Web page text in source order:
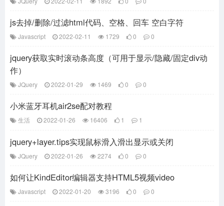
js去掉/删除/过滤html代码、空格、回车 空白字符
Javascript 2022-02-11 1729 0 0
jquery获取实时滚动条高度（可用于显示/隐藏/固定div动
作）
JQuery 2022-01-29 1469 0 0
小米蓝牙耳机air2se配对教程
生活 2022-01-26 16406 1 1
jquery+layer.tips实现鼠标滑入滑出显示或关闭
JQuery 2022-01-26 2274 0 0
如何让KindEditor编辑器支持HTML5视频video
Javascript 2022-01-20 3196 0 0